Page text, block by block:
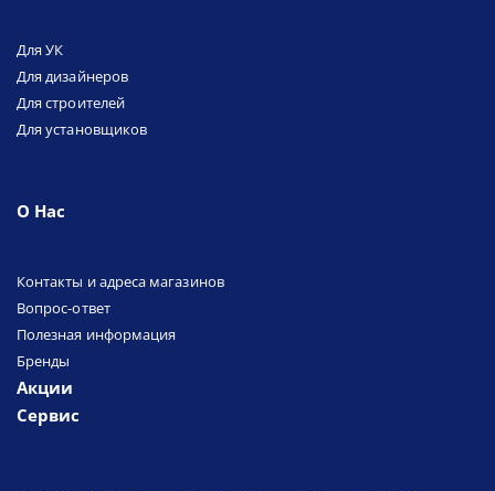
Для УК
Для дизайнеров
Для строителей
Для установщиков
О Нас
Контакты и адреса магазинов
Вопрос-ответ
Полезная информация
Бренды
Акции
Сервис